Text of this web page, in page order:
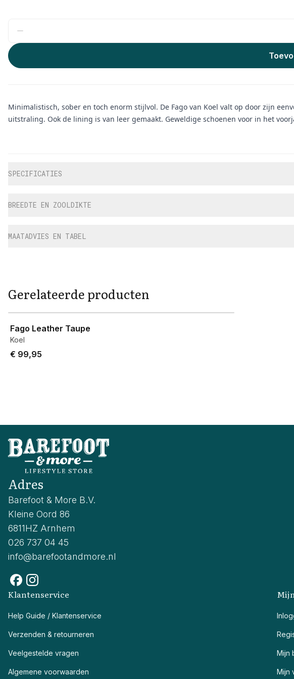
Minimalistisch, sober en toch enorm stijlvol. De Fago van Koel valt op door zijn
uitstraling. Ook de lining is van leer gemaakt. Geweldige schoenen voor in het
SPECIFICATIES
BREEDTE EN ZOOLDIKTE
MAATADVIES EN TABEL
Gerelateerde producten
Fago Leather Taupe
Koel
€ 99,95
Adres
Barefoot & More B.V.
Kleine Oord 86
6811HZ Arnhem
026 737 04 45
info@barefootandmore.nl
Klantenservice
Help Guide / Klantenservice
Verzenden & retourneren
Veelgestelde vragen
Algemene voorwaarden
Mijn
Mijn